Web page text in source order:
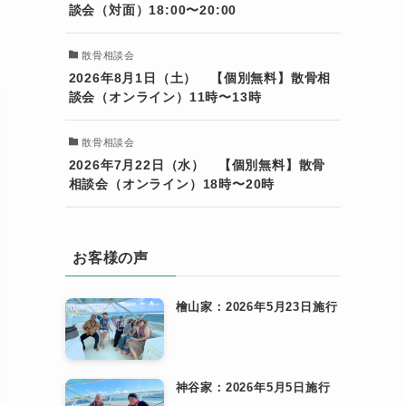
談会（対面）18:00〜20:00
散骨相談会
2026年8月1日（土） 【個別無料】散骨相
談会（オンライン）11時〜13時
散骨相談会
2026年7月22日（水） 【個別無料】散骨
相談会（オンライン）18時〜20時
お客様の声
檜山家：2026年5月23日施行
神谷家：2026年5月5日施行